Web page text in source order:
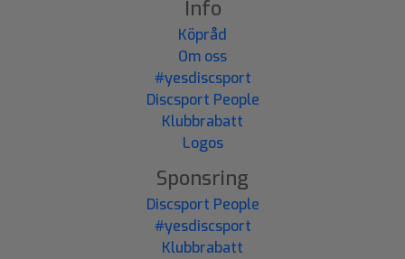
Info
Köpråd
Om oss
#yesdiscsport
Discsport People
Klubbrabatt
Logos
Sponsring
Discsport People
#yesdiscsport
Klubbrabatt